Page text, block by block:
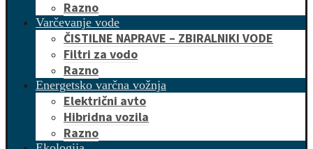
Razno
Varčevanje vode
ČISTILNE NAPRAVE – ZBIRALNIKI VODE
Filtri za vodo
Razno
Energetsko varčna vožnja
Električni avto
Hibridna vozila
Razno